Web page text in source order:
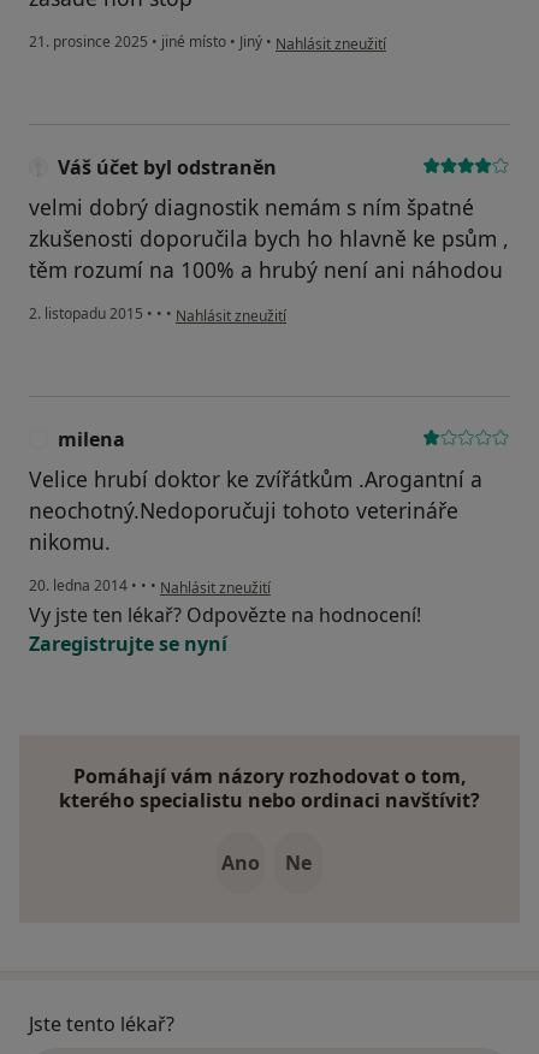
21. prosince 2025 • jiné místo • Jiný • podle názoru uživatele František
Nahlásit zneužití
Váš účet byl odstraněn
velmi dobrý diagnostik nemám s ním špatné
zkušenosti doporučila bych ho hlavně ke psům ,
těm rozumí na 100% a hrubý není ani náhodou
2. listopadu 2015 • • • podle názoru uživatele Váš účet byl odstraněn
Nahlásit zneužití
milena
Velice hrubí doktor ke zvířátkům .Arogantní a
neochotný.Nedoporučuji tohoto veterináře
nikomu.
20. ledna 2014 • • • podle názoru uživatele milena
Nahlásit zneužití
Vy jste ten lékař? Odpovězte na hodnocení!
Zaregistrujte se nyní
Pomáhají vám názory rozhodovat o tom,
kterého specialistu nebo ordinaci navštívit?
Ano Ne
Jste tento lékař?